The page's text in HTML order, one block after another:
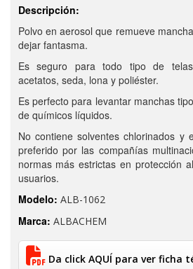
Descripción:
Polvo en aerosol que remueve
dejar fantasma.
Es seguro para todo tipo de
acetatos, seda, lona y poliéster.
Es perfecto para levantar manchas
de químicos líquidos.
No contiene solventes chlorinados y
preferido por las compañías
normas más estrictas en protección
usuarios.
Modelo: ALB-1062
Marca: ALBACHEM
Da click AQUÍ para ver ficha